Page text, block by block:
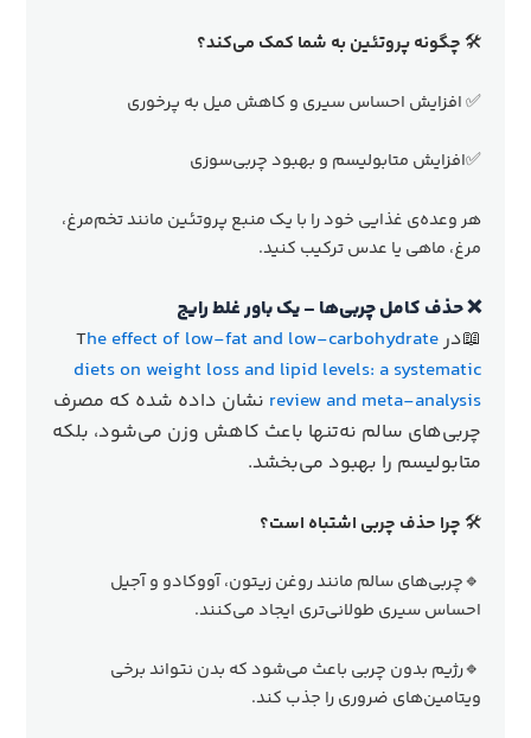
🛠چگونه پروتئین به شما کمک می‌کند؟
✅ افزایش احساس سیری و کاهش میل به پرخوری
✅افزایش متابولیسم و بهبود چربی‌سوزی
هر وعده‌ی غذایی خود را با یک منبع پروتئین مانند تخم‌مرغ،
مرغ، ماهی یا عدس ترکیب کنید.
❌ حذف کامل چربی‌ها – یک باور غلط رایج
📖در The effect of low-fat and low-carbohydrate
diets on weight loss and lipid levels: a systematic
review and meta-analysis نشان داده شده که مصرف
چربی‌های سالم نه‌تنها باعث کاهش وزن می‌شود، بلکه
متابولیسم را بهبود می‌بخشد.
🛠چرا حذف چربی اشتباه است؟
🔹چربی‌های سالم مانند روغن زیتون، آووکادو و آجیل
احساس سیری طولانی‌تری ایجاد می‌کنند.
🔹رژیم بدون چربی باعث می‌شود که بدن نتواند برخی
ویتامین‌های ضروری را جذب کند.